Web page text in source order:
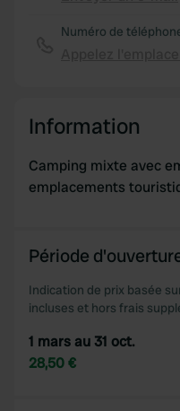
Numéro de
Information
Camping mixte avec
emplacements
Période
Indication de prix basée
incluses et hors frais
1 mars au 31 oct.
28,50 €